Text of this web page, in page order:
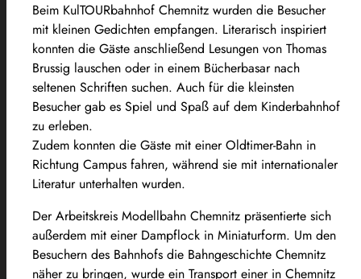
Beim KulTOURbahnhof Chemnitz wurden die Besucher
mit kleinen Gedichten empfangen. Literarisch inspiriert
konnten die Gäste anschließend Lesungen von Thomas
Brussig lauschen oder in einem Bücherbasar nach
seltenen Schriften suchen. Auch für die kleinsten
Besucher gab es Spiel und Spaß auf dem Kinderbahnhof
zu erleben.
Zudem konnten die Gäste mit einer Oldtimer-Bahn in
Richtung Campus fahren, während sie mit internationaler
Literatur unterhalten wurden.
Der Arbeitskreis Modellbahn Chemnitz präsentierte sich
außerdem mit einer Dampflock in Miniaturform. Um den
Besuchern des Bahnhofs die Bahngeschichte Chemnitz
näher zu bringen, wurde ein Transport einer in Chemnitz